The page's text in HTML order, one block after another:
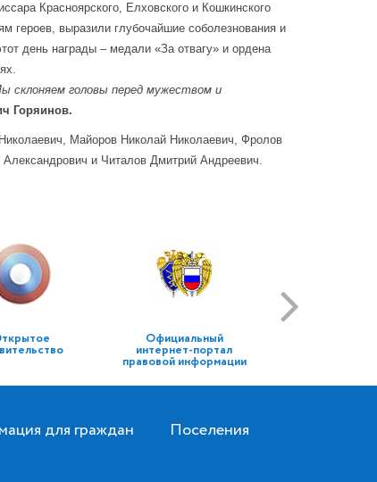
Красноярского, Елховского и Кошкинского
героев, выразили глубочайшие соболезнования и
день награды – медали «За отвагу» и ордена
склоняем головы перед мужеством и
Горяинов.
Майоров Николай Николаевич, Фролов
и Читалов Дмитрий Андреевич.
Официальный
интернет-портал
правовой информации
для граждан Поселения